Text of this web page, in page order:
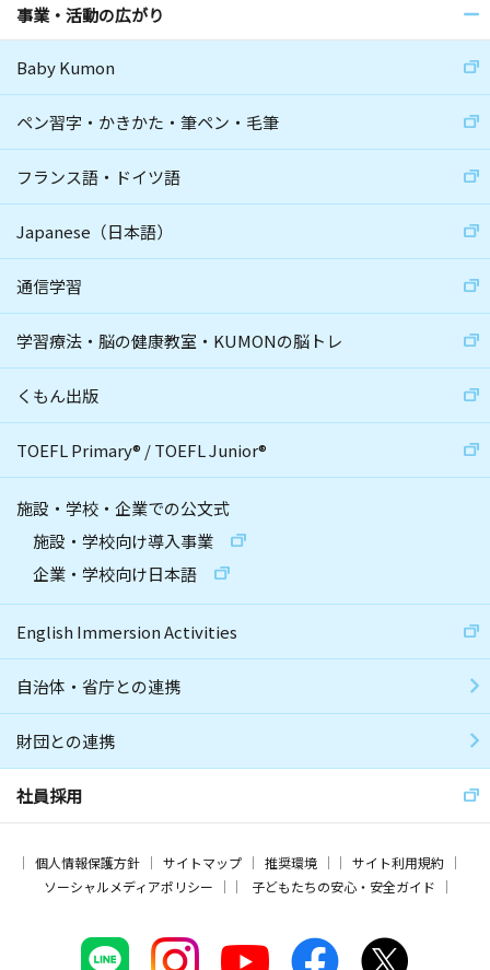
事業・活動の広がり
Baby Kumon
ペン習字・かきかた・筆ペン・毛筆
フランス語・ドイツ語
Japanese（日本語）
通信学習
学習療法・脳の健康教室・KUMONの脳トレ
くもん出版
TOEFL Primary® /TOEFL Junior®
施設・学校・企業での公文式
施設・学校向け導入事業
企業・学校向け日本語
English Immersion Activities
自治体・省庁との連携
財団との連携
社員採用
個人情報保護方針 サイトマップ 推奨環境
サイト利用規約
ソーシャルメディアポリシー
子どもたちの安心・安全ガイド